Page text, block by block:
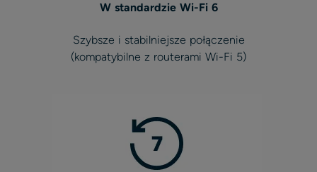
W standardzie Wi-Fi 6
Szybsze i stabilniejsze połączenie
(kompatybilne z routerami Wi-Fi 5)